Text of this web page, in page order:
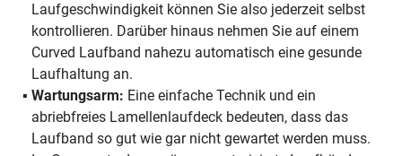
Laufgeschwindigkeit können Sie also jederzeit selbst
kontrollieren. Darüber hinaus nehmen Sie auf einem
Curved Laufband nahezu automatisch eine gesunde
Laufhaltung an.
Wartungsarm: Eine einfache Technik und ein
abriebfreies Lamellenlaufdeck bedeuten, dass das
Laufband so gut wie gar nicht gewartet werden muss.